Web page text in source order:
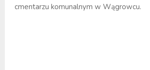
cmentarzu komunalnym w Wągrowcu.